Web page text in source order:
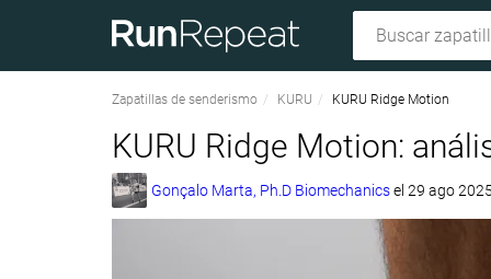
Zapatillas de senderismo KURU KURU Ridge Motion
KURU Ridge Motion:
Gonçalo Marta, Ph.D Biomechanicsel 29 ago 2025